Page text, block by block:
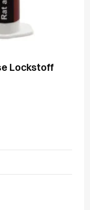
Lockstoff